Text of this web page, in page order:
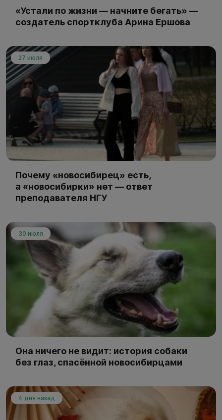
«Устали по жизни — начните бегать» —
создатель спортклуба Арина Ершова
27 июля
Почему «новосибирец» есть,
а «новосибирки» нет — ответ
преподавателя НГУ
30 июля
Она ничего не видит: история собаки
без глаз, спасённой новосибирцами
4 дня назад